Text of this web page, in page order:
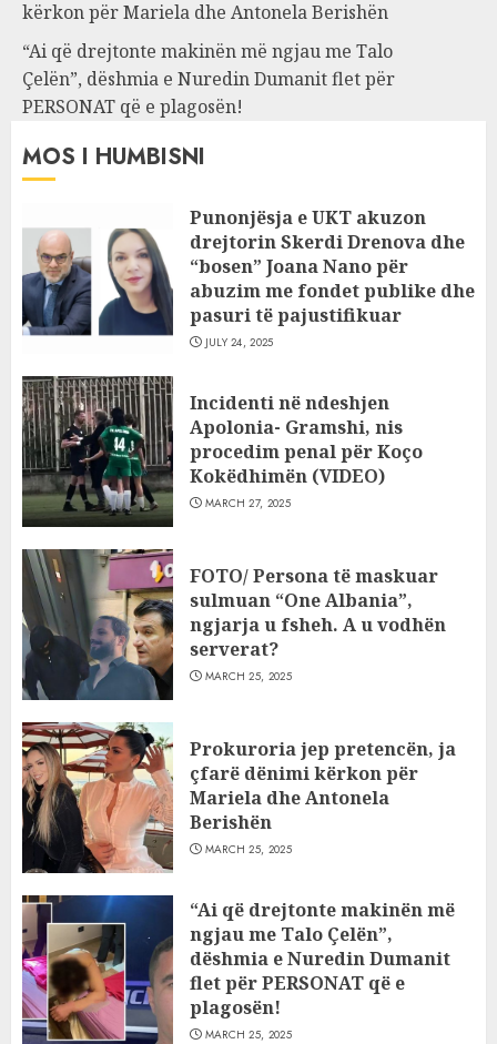
kërkon për Mariela dhe Antonela Berishën
“Ai që drejtonte makinën më ngjau me Talo
Çelën”, dëshmia e Nuredin Dumanit flet për
PERSONAT që e plagosën!
MOS I HUMBISNI
Punonjësja e UKT akuzon
drejtorin Skerdi Drenova dhe
“bosen” Joana Nano për
abuzim me fondet publike dhe
pasuri të pajustifikuar
JULY 24, 2025
Incidenti në ndeshjen
Apolonia- Gramshi, nis
procedim penal për Koço
Kokëdhimën (VIDEO)
MARCH 27, 2025
FOTO/ Persona të maskuar
sulmuan “One Albania”,
ngjarja u fsheh. A u vodhën
serverat?
MARCH 25, 2025
Prokuroria jep pretencën, ja
çfarë dënimi kërkon për
Mariela dhe Antonela
Berishën
MARCH 25, 2025
“Ai që drejtonte makinën më
ngjau me Talo Çelën”,
dëshmia e Nuredin Dumanit
flet për PERSONAT që e
plagosën!
MARCH 25, 2025